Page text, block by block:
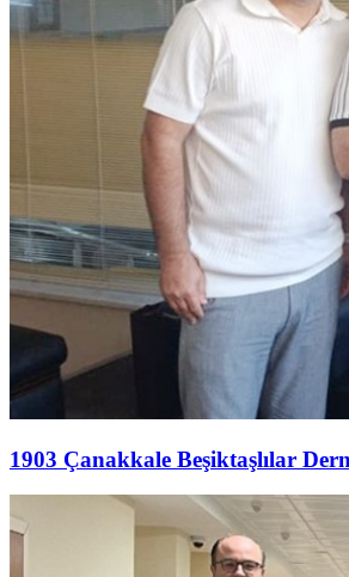
1903 Çanakkale Beşiktaşlılar